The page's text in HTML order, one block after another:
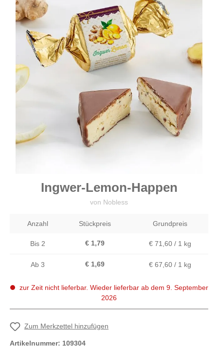
Ingwer-Lemon-Happen
von Nobless
Anzahl Stückpreis Grundpreis
Bis 2 € 1,79 € 71,60 / 1 kg
Ab 3 € 1,69 € 67,60 / 1 kg
zur Zeit nicht lieferbar. Wieder lieferbar ab dem 9. September
2026
Zum Merkzettel hinzufügen
Artikelnummer: 109304